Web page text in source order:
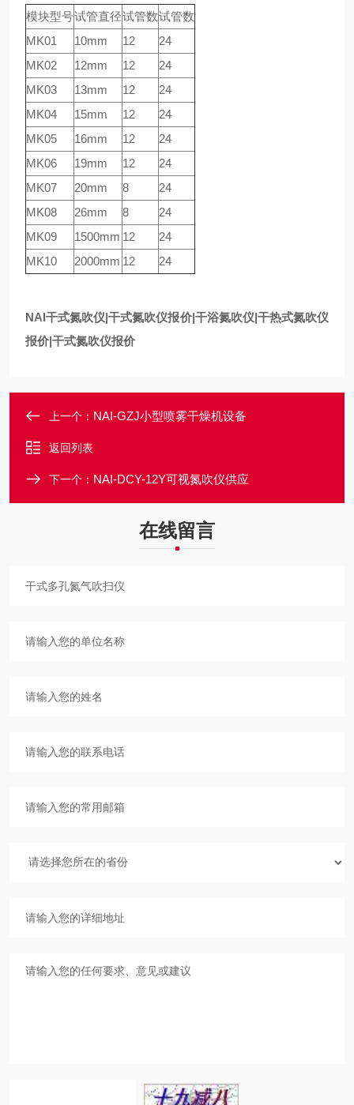
模块型号试管直径试管数试管数
MK01
10mm 12
24
MK02
12mm 12
24
MK03
13mm 12
24
MK04
15mm 12
24
MK05
16mm 12
24
MK06
19mm 12
24
MK07
20mm 8
24
MK08
26mm 8
24
MK09
1500mm 12
24
MK10
2000mm 12 24
NAI干式氮吹仪|干式氮吹仪报价|干浴氮吹仪|干热式氮吹仪
报价|干式氮吹仪报价
上一个： NAI-GZJ小型喷雾干燥机设备
返回列表
下一个： NAI-DCY-12Y可视氮吹仪供应
在线留言